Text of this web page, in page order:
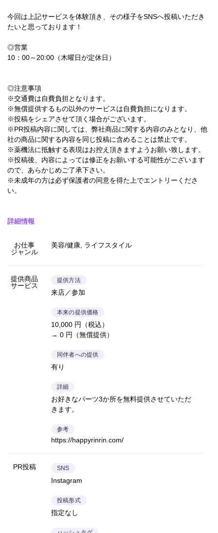
今回は上記サービスを体験頂き、その様子をSNSへ投稿いただき
たいと思っております！
◎営業
10：00～20:00（木曜日が定休日）
◎注意事項
※交通費は自費負担となります。
※無償提供するもの以外のサービスは自費負担になります。
※投稿をシェアさせて頂く場合がございます。
※PR投稿内容に関しては、弊社商品に関する内容のみとなり、他
社の商品に関する内容を同じ投稿に含めることは禁止です。
※薬機法に抵触する表現はお控え頂きますようお願い致します。
※投稿後、内容によっては修正をお願いする可能性がございます
ので、あらかじめご了承下さい。
※未成年の方は必ず保護者の同意を得た上でエントリーくださ
い。
詳細情報
お仕事
ジャンル
美容/健康, ライフスタイル
提供商品
サービス
提供方法
来店／参加
本来の提供価格
10,000 円（税込）
→ 0 円（無償提供）
同伴者への提供
有り
詳細
お好きなパーツ3か所を無料提供させていただ
きます。
参考
https://happyrinrin.com/
PR投稿 SNS
Instagram
投稿形式
指定なし